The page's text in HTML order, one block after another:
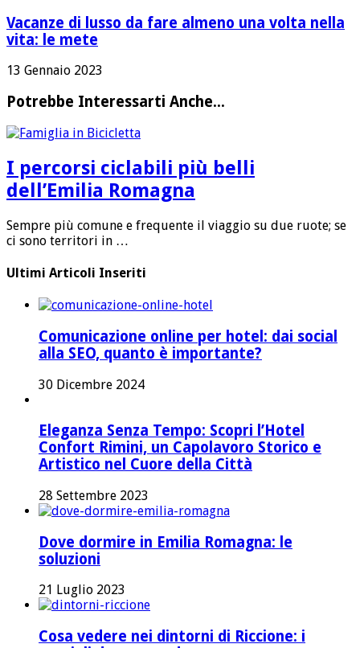
Vacanze di lusso da fare almeno una volta nella
vita: le mete
13 Gennaio 2023
Potrebbe Interessarti Anche...
I percorsi ciclabili più belli
dell’Emilia Romagna
Sempre più comune e frequente il viaggio su due ruote; se
ci sono territori in …
Ultimi Articoli Inseriti
Comunicazione online per hotel: dai social
alla SEO, quanto è importante?
30 Dicembre 2024
Eleganza Senza Tempo: Scopri l’Hotel
Confort Rimini, un Capolavoro Storico e
Artistico nel Cuore della Città
28 Settembre 2023
Dove dormire in Emilia Romagna: le
soluzioni
21 Luglio 2023
Cosa vedere nei dintorni di Riccione: i